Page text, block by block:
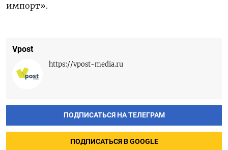
импорт».
Vpost
https://vpost-media.ru
ПОДПИСАТЬСЯ НА ТЕЛЕГРАМ
ПОДПИСАТЬСЯ В GOOGLE